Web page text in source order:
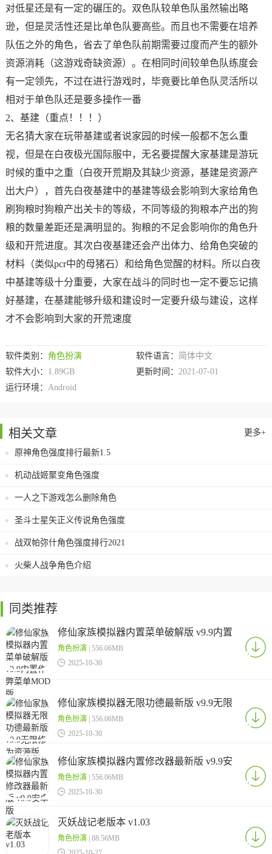
对低星还是有一定的碾压的。双色队较单色队虽然输出略
逊，但是灵活性还是比单色队要高些。而且也不需要在培养
队伍之外的角色，省去了单色队前期需要过度而产生的额外
资源消耗（这游戏奇缺资源）。在相同时间较单色队练度会
有一定领先，不过在进行游戏时，毕竟要比单色队灵活所以
相对于单色队还是要多操作一番
2、基建（重点！！！）
无名猜大家在玩带基建或者说家园的时候一般都不怎么重
视，但是在白夜极光国际服中，无名要提醒大家基建是游玩
时候的重中之重（白夜开荒期及其缺少资源，基建是资源产
出大户），首先白夜基建中的基建等级会影响到大家给角色
刷狗粮时狗粮产出关卡的等级，不同等级的狗粮本产出的狗
粮的数量差距还是满明显的。狗粮的不足会影响你的角色升
级和开荒进度。其次白夜基建还会产出体力、给角色突破的
材料（类似pcr中的母猪石）和给角色觉醒的材料。所以白夜
中基建等级十分重要，大家在战斗的同时也一定不要忘记搞
好基建，在基建能够升级和建设时一定要升级与建设，这样
才不会影响到大家的开荒速度
软件类别： 角色扮演 软件语言： 简体中文
软件大小： 1.89GB 更新时间： 2021-07-01
运行环境： Android
相关文章 更多+
原神角色强度排行最新1.5
机动战姬聚变角色强度
一人之下游戏怎么删除角色
圣斗士星矢正义传说角色强度
战双帕弥什角色强度排行2021
火柴人战争角色介绍
同类推荐
修仙家族模拟器内置菜单破解版 v9.9内置
作弊菜单MOD版
角色扮演| 556.06MB
 2025-10-30
修仙家族模拟器无限功德最新版 v9.9无限
修为资源版
角色扮演| 556.06MB
 2025-10-30
修仙家族模拟器内置修改器最新版 v9.9安
卓版
角色扮演| 556.06MB
 2025-10-30
灭妖战记老版本 v1.03
角色扮演| 88.56MB